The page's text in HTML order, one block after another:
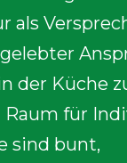
als
der Küche
für
sind bunt,